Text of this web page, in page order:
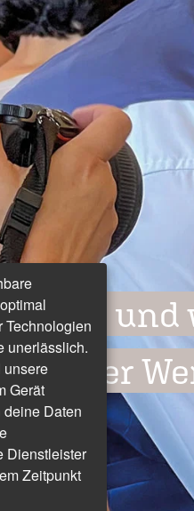
Wie und
ihrer
Technologien
unerlässlich.
unsere
Gerät
Daten
Dienstleister
Zeitpunkt